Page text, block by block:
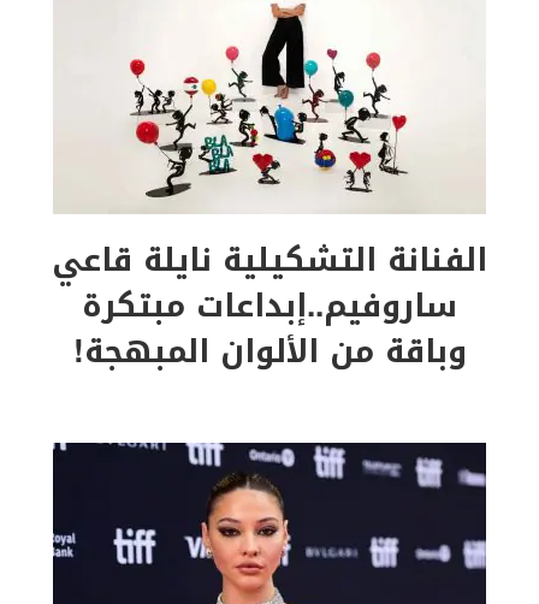
الفنانة التشكيلية نايلة قاعي
ساروفيم..إبداعات مبتكرة
وباقة من الألوان المبهجة!